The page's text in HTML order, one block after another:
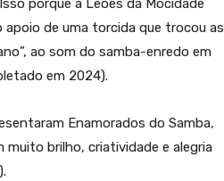
porque a Leões da Mocidade
apoio de uma torcida que trocou as
ao som do samba-enredo em
em 2024).
Enamorados do Samba,
muito brilho, criatividade e alegria